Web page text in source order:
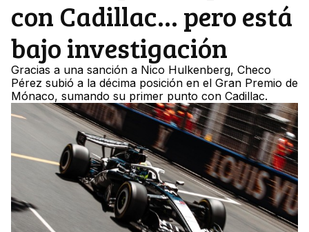
con Cadillac... pero está
bajo investigación
Gracias a una sanción a Nico Hulkenberg, Checo
Pérez subió a la décima posición en el Gran Premio de
Mónaco, sumando su primer punto con Cadillac.